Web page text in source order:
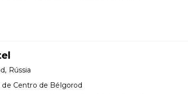
, Rússia
de Centro de Bélgorod